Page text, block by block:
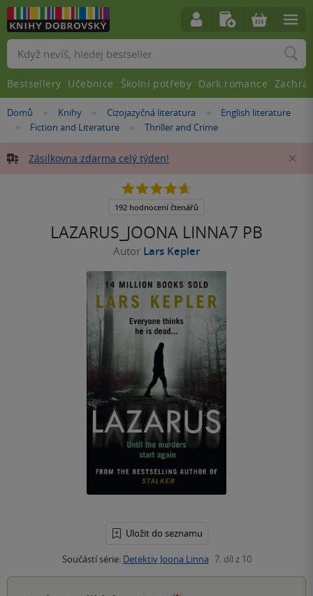
Nacházíte
Domů »Knihy »Cizojazyčná literatura »English literature
»Fiction and Literature »
Thriller and Crime
Zásilkovna zdarma celý týden!
LAZARUS_JOONA LINNA7 PB
Autor Lars Kepler
Uložit do seznamu
Součástí série: Detektiv Joona Linna 7. díl z 10
4.7
5
192 hodnocení čtenářů
Vyhledávání
Bestsellery Učebnice Školní potřeby Dark romance